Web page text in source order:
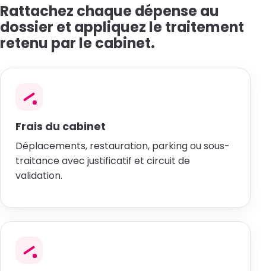
Rattachez chaque dépense au
dossier et appliquez le traitement
retenu par le cabinet.
Frais du cabinet
Déplacements, restauration, parking ou sous-
traitance avec justificatif et circuit de
validation.